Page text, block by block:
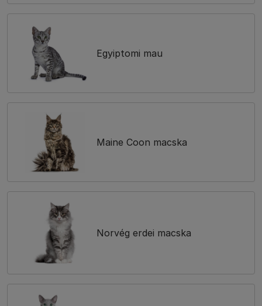
Egyiptomi mau
Maine Coon macska
Norvég erdei macska